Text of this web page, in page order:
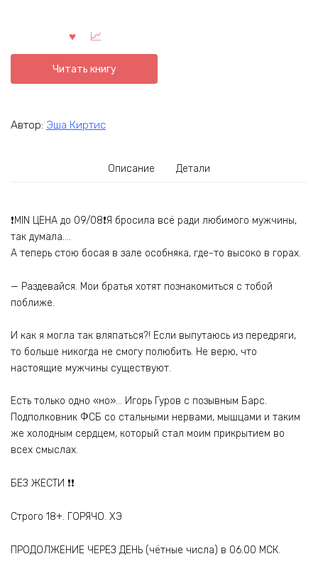
Читать книгу
Автор: Эша Киртис
Описание Детали
❗MIN ЦЕНА до 09/08❗Я бросила всё ради любимого мужчины,
так думала….
А теперь стою босая в зале особняка, где-то высоко в горах.
— Раздевайся. Мои братья хотят познакомиться с тобой
поближе.
И как я могла так вляпаться?! Если выпутаюсь из передряги,
то больше никогда не смогу полюбить. Не верю, что
настоящие мужчины существуют.
Есть только одно «но»… Игорь Гуров с позывным Барс.
Подполковник ФСБ со стальными нервами, мышцами и таким
же холодным сердцем, который стал моим прикрытием во
всех смыслах.
БЕЗ ЖЕСТИ ❗❗
Строго 18+. ГОРЯЧО. ХЭ
ПРОДОЛЖЕНИЕ ЧЕРЕЗ ДЕНЬ (чётные числа) в 06.00 МСК.